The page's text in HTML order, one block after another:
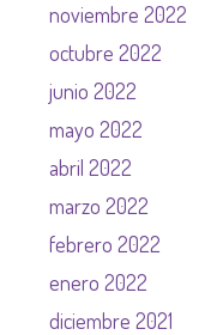
noviembre 2022
octubre 2022
junio 2022
mayo 2022
abril 2022
marzo 2022
febrero 2022
enero 2022
diciembre 2021